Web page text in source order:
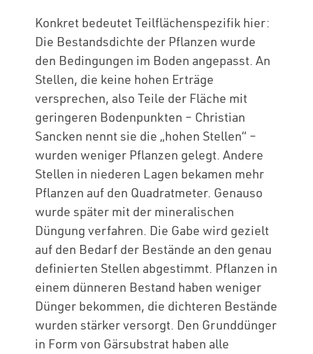
Konkret bedeutet Teilflächenspezifik hier:
Die Bestandsdichte der Pflanzen wurde
den Bedingungen im Boden angepasst. An
Stellen, die keine hohen Erträge
versprechen, also Teile der Fläche mit
geringeren Bodenpunkten – Christian
Sancken nennt sie die „hohen Stellen“ –
wurden weniger Pflanzen gelegt. Andere
Stellen in niederen Lagen bekamen mehr
Pflanzen auf den Quadratmeter. Genauso
wurde später mit der mineralischen
Düngung verfahren. Die Gabe wird gezielt
auf den Bedarf der Bestände an den genau
definierten Stellen abgestimmt. Pflanzen in
einem dünneren Bestand haben weniger
Dünger bekommen, die dichteren Bestände
wurden stärker versorgt. Den Grunddünger
in Form von Gärsubstrat haben alle